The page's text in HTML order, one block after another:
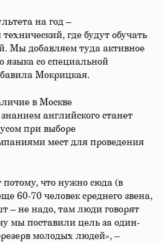
на год –
где будут обучать
Мы добавляем туда активное
языка со специальной
Мокрицкая.
в Москве
английского станет
при выборе
мест для проведения
что нужно сюда (в
60-70 человек среднего звена,
– не надо, там люди говорят
мы поставили цель за один-
молодых людей», –